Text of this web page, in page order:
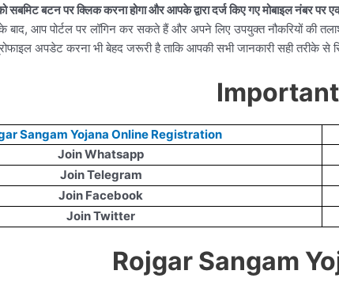
सबमिट बटन पर क्लिक करना होगा और आपके द्वारा दर्ज किए गए मोबाइल नंबर
बाद, आप पोर्टल पर लॉगिन कर सकते हैं और अपने लिए उपयुक्त नौकरियों की
अपडेट करना भी बेहद जरूरी है ताकि आपकी सभी जानकारी सही तरीके
Sangam Yojana Online Registration
Join Whatsapp
Join Telegram
Join Facebook
Join Twitter
Rojgar Sangam